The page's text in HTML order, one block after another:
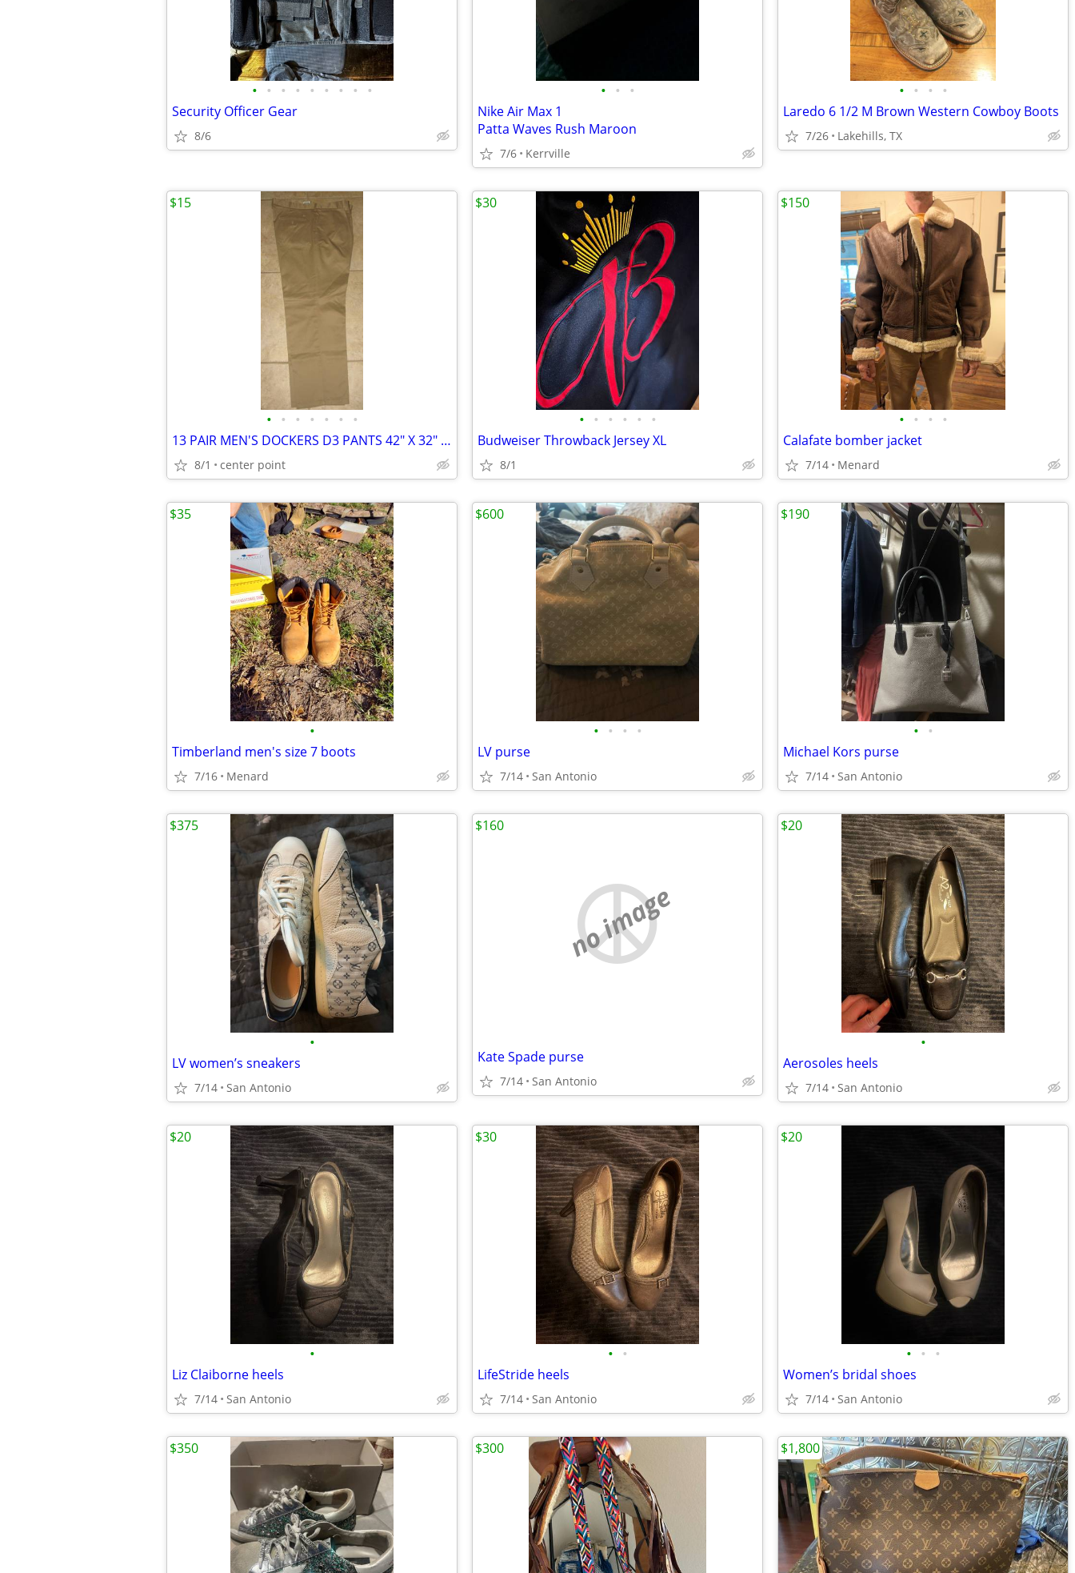
• • • • • • • • •
Security Officer Gear
8/6
• • •
Nike Air Max 1
Patta Waves Rush Maroon
7/6 Kerrville
• • • •
Laredo 6 1/2 M Brown Western Cowboy Boots
7/26 Lakehills, TX
• • • • • • •
13 PAIR MEN'S DOCKERS D3 PANTS 42" X 32" (NEW)
8/1 center point
$15
• • • • • •
Budweiser Throwback Jersey XL
8/1
$30
• • • •
Calafate bomber jacket
7/14 Menard
$150
•
Timberland men's size 7 boots
7/16 Menard
$35
• • • •
LV purse
7/14 San Antonio
$600
• •
Michael Kors purse
7/14 San Antonio
$190
•
LV women’s sneakers
7/14 San Antonio
$375
no image
Kate Spade purse
7/14 San Antonio
$160
•
Aerosoles heels
7/14 San Antonio
$20
•
Liz Claiborne heels
7/14 San Antonio
$20
• •
LifeStride heels
7/14 San Antonio
$30
• • •
Women’s bridal shoes
7/14 San Antonio
$20
$350 $300 $1,800